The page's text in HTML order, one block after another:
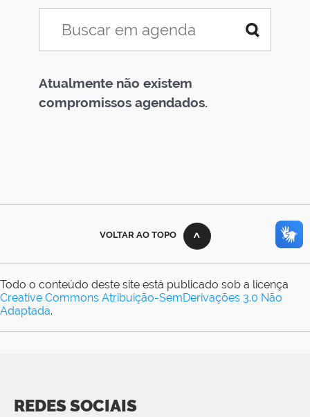
Atualmente não existem
compromissos agendados.
VOLTAR AO TOPO
Todo o conteúdo deste site está publicado sob a licença
Creative Commons Atribuição-SemDerivações 3.0 Não
Adaptada.
REDES SOCIAIS